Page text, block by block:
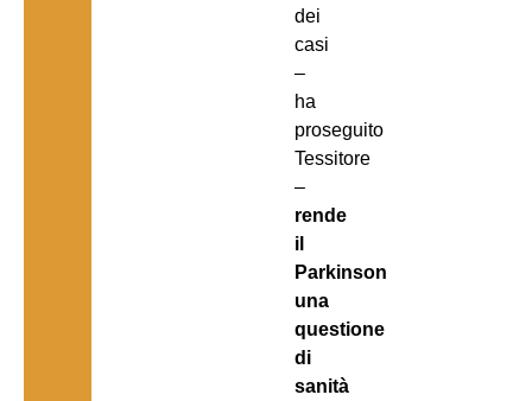
dei
casi
–
ha
proseguito
Tessitore
–
rende
il
Parkinson
una
questione
di
sanità